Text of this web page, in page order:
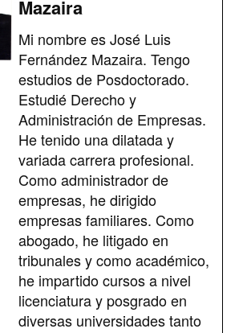
Mazaira
Mi nombre es José Luis
Fernández Mazaira. Tengo
estudios de Posdoctorado.
Estudié Derecho y
Administración de Empresas.
He tenido una dilatada y
variada carrera profesional.
Como administrador de
empresas, he dirigido
empresas familiares. Como
abogado, he litigado en
tribunales y como académico,
he impartido cursos a nivel
licenciatura y posgrado en
diversas universidades tanto